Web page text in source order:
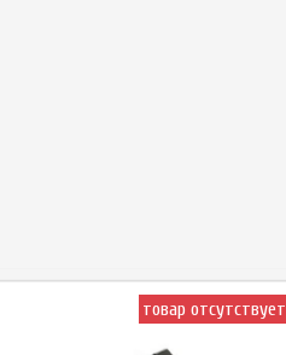
товар отсутствует